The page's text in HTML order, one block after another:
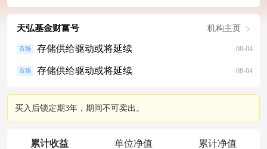
天弘基金财富号 机构主页
市场 存储供给驱动或将延续 08-04
市场 存储供给驱动或将延续 08-04
买入后锁定期3年，期间不可卖出。
累计收益 单位净值 累计净值